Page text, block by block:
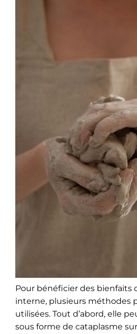
Pour bénéficier des bienfaits
interne, plusieurs méthodes
utilisées. Tout d’abord, elle
sous forme de cataplasme